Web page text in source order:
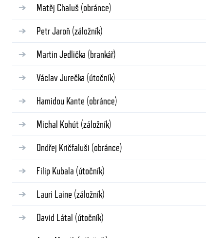
Matěj Chaluš (obránce)
Petr Jaroň (záložník)
Martin Jedlička (brankář)
Václav Jurečka (útočník)
Hamidou Kante (obránce)
Michal Kohút (záložník)
Ondřej Kričfaluši (obránce)
Filip Kubala (útočník)
Lauri Laine (záložník)
David Látal (útočník)